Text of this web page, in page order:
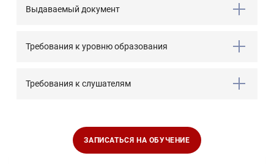
Выдаваемый документ
Требования к уровню образования
Требования к слушателям
ЗАПИСАТЬСЯ НА ОБУЧЕНИЕ